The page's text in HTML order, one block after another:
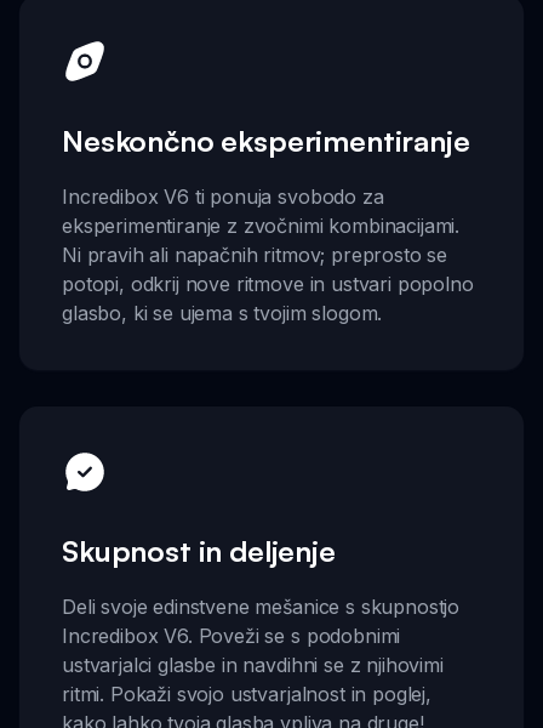
Neskončno eksperimentiranje
Incredibox V6 ti ponuja svobodo za
eksperimentiranje z zvočnimi kombinacijami.
Ni pravih ali napačnih ritmov; preprosto se
potopi, odkrij nove ritmove in ustvari popolno
glasbo, ki se ujema s tvojim slogom.
Skupnost in deljenje
Deli svoje edinstvene mešanice s skupnostjo
Incredibox V6. Poveži se s podobnimi
ustvarjalci glasbe in navdihni se z njihovimi
ritmi. Pokaži svojo ustvarjalnost in poglej,